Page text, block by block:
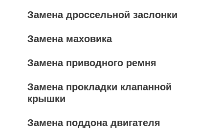
Замена дроссельной заслонки
Замена маховика
Замена приводного ремня
Замена прокладки клапанной
крышки
Замена поддона двигателя